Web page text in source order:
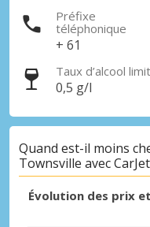
Promotions
seul endroit
Se
Préfixe
téléphonique
+ 61
Taux d’alcool
0,5 g/l
Quand est-il moins
Townsville avec
Évolution des prix